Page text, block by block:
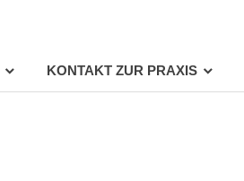
KONTAKT ZUR PRAXIS